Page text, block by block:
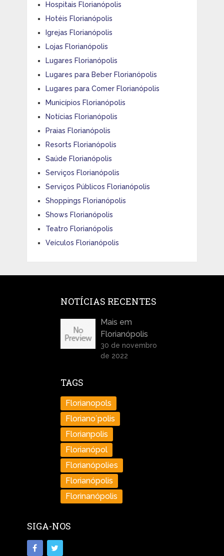
Hospitais Florianópolis
Hotéis Florianópolis
Igrejas Florianópolis
Lojas Florianópolis
Lugares Florianópolis
Lugares para Beber Florianópolis
Lugares para Comer Florianópolis
Municípios Florianópolis
Notícias Florianópolis
Praias Florianópolis
Resorts Florianópolis
Saúde Florianópolis
Serviços Florianópolis
Serviços Públicos Florianópolis
Shoppings Florianópolis
Shows Florianópolis
Teatro Florianópolis
Veículos Florianópolis
NOTÍCIAS RECENTES
Mais em
Florianópolis
30 de novembro
de 2022
TAGS
Florianopols
Floriano´polis
Florianpolis
Florianópol
Florianópolies
Florianópolis
Florinanópolis
SIGA-NOS